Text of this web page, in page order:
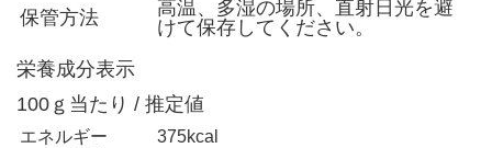
保管方法
高温、多湿の場所、直射日光を避
けて保存してください。
栄養成分表示
100ｇ当たり / 推定値
エネルギー
375kcal